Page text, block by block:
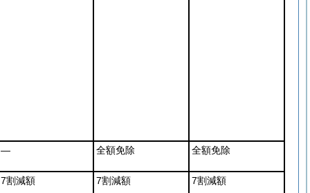
― 全額免除 全額免除
7割減額 7割減額 7割減額